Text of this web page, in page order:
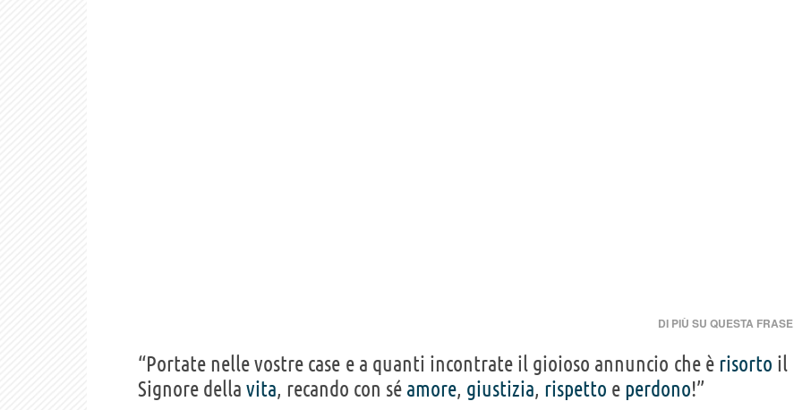
DI PIÙ SU QUESTA FRASE
“Portate nelle vostre case e a quanti incontrate il gioioso annuncio che è risorto il
Signore della vita, recando con sé amore, giustizia, rispetto e perdono!”